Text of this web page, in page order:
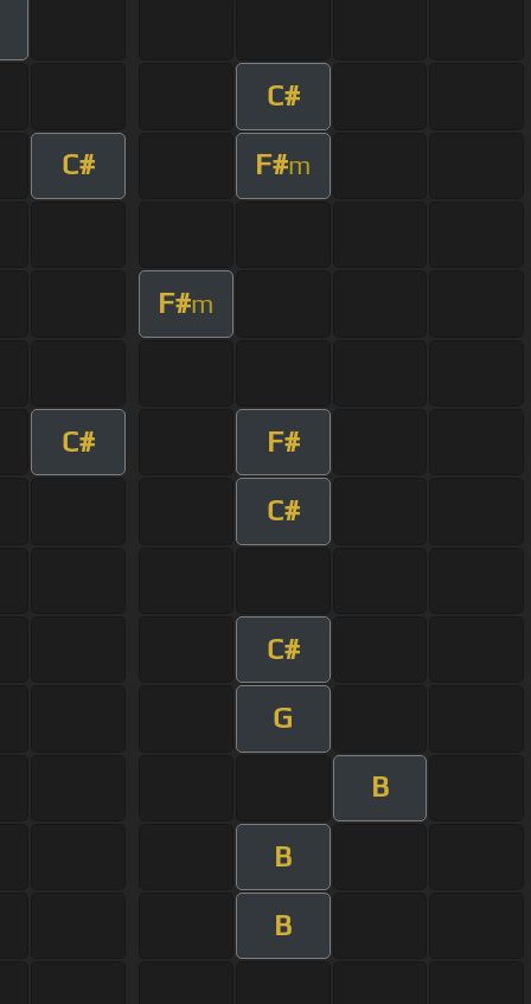
C#
C# F#m
F#m
C# F#
C#
C#
G
B
B
B